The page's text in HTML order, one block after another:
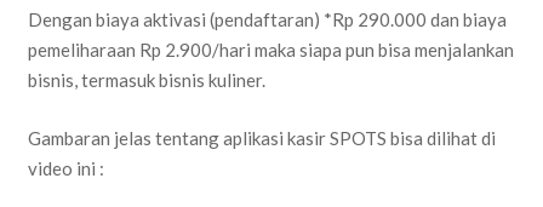
Dengan biaya aktivasi (pendaftaran) *Rp 290.000 dan biaya
pemeliharaan Rp 2.900/hari maka siapa pun bisa menjalankan
bisnis, termasuk bisnis kuliner.
Gambaran jelas tentang aplikasi kasir SPOTS bisa dilihat di
video ini :